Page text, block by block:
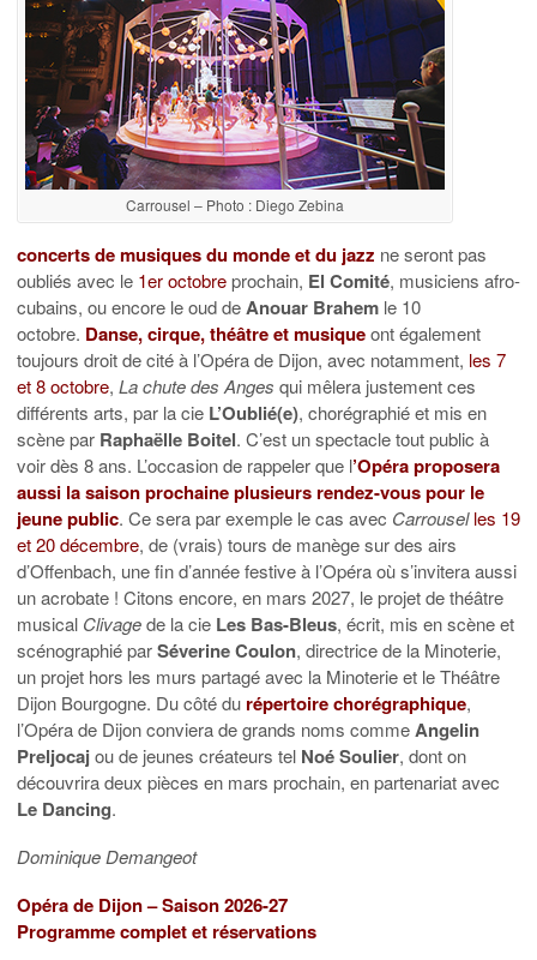
Carrousel – Photo : Diego Zebina
concerts de musiques du monde et du jazz ne seront pas
oubliés avec le 1er octobreprochain, El Comité, musiciens afro-
cubains, ou encore le oud deAnouar Brahem le 10
octobre. Danse, cirque, théâtre et musiqueont également
toujours droit de cité à l’Opéra de Dijon, avec notamment, les 7
et 8 octobre, La chute des Anges qui mêlera justement ces
différents arts, par la cie L’Oublié(e), chorégraphié et mis en
scène par Raphaëlle Boitel. C’est un spectacle tout public à
voir dès 8 ans. L’occasion de rappeler que l’Opéra proposera
aussi la saison prochaine plusieurs rendez-vous pour le
jeune public. Ce sera par exemple le cas avec Carrouselles 19
et 20 décembre, de (vrais) tours de manège sur des airs
d’Offenbach, une fin d’année festive à l’Opéra où s’invitera aussi
un acrobate ! Citons encore, en mars 2027, le projet de théâtre
musical Clivagede la cie Les Bas-Bleus, écrit, mis en scène et
scénographié parSéverine Coulon, directrice de la Minoterie,
un projet hors les murs partagé avec la Minoterie et le Théâtre
Dijon Bourgogne. Du côté du répertoire chorégraphique,
l’Opéra de Dijon conviera de grands noms commeAngelin
Preljocajou de jeunes créateurs tel Noé Soulier, dont on
découvrira deux pièces en mars prochain, en partenariat avec
Le Dancing.
Dominique Demangeot
Opéra de Dijon – Saison 2026-27
Programme complet et réservations